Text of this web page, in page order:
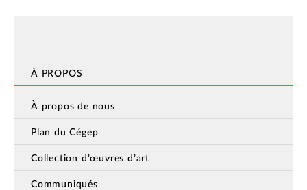
À PROPOS
À propos de nous
Plan du Cégep
Collection d’œuvres d’art
Communiqués